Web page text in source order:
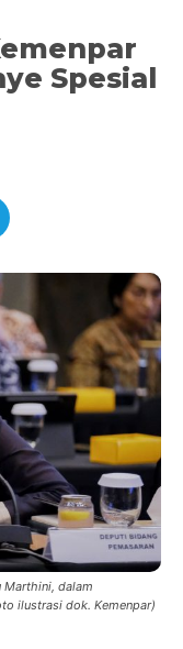
Spesial
Marthini, dalam
ilustrasi dok. Kemenpar)